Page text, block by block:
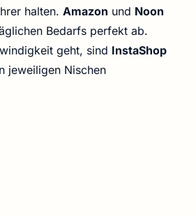
halten.Amazon und Noon
Bedarfs perfekt ab.
geht, sind InstaShop
jeweiligen Nischen